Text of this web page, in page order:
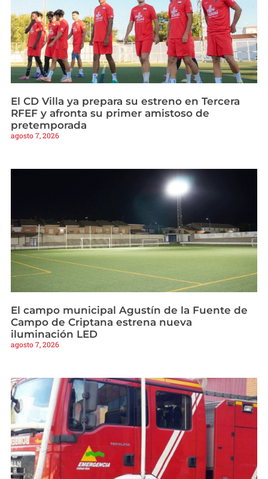
El CD Villa ya prepara su estreno en Tercera
RFEF y afronta su primer amistoso de
pretemporada
agosto 7, 2026
El campo municipal Agustín de la Fuente de
Campo de Criptana estrena nueva
iluminación LED
agosto 7, 2026